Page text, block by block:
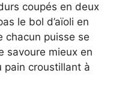
coupés en deux
le bol d’aïoli en
chacun puisse se
savoure mieux en
pain croustillant à